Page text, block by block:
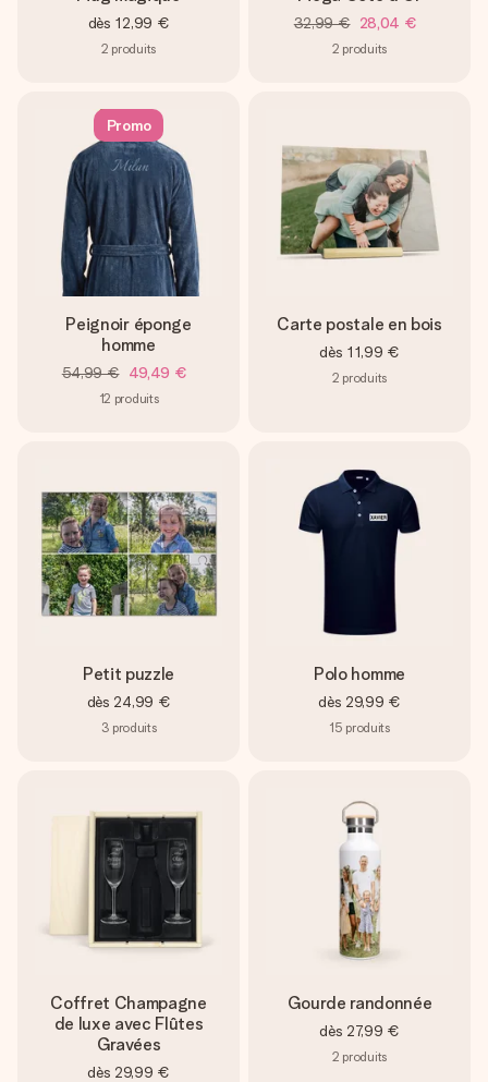
dès 12,99 €
2 produits
32,99 € 28,04 €
2 produits
Promo
Peignoir éponge
homme
54,99 € 49,49 €
12 produits
Carte postale en bois
dès 11,99 €
2 produits
Petit puzzle
dès 24,99 €
3 produits
Polo homme
dès 29,99 €
15 produits
Coffret Champagne
de luxe avec Flûtes
Gravées
dès 29,99 €
Gourde randonnée
dès 27,99 €
2 produits